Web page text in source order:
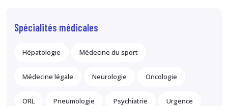
Spécialités médicales
Hépatologie Médecine du sport
Médecine légale Neurologie Oncologie
ORL Pneumologie Psychiatrie Urgence